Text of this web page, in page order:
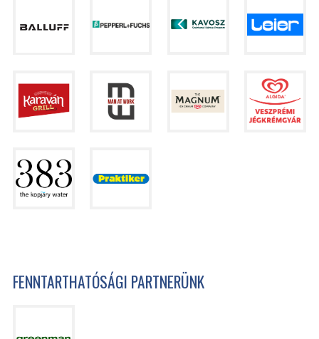
FENNTARTHATÓSÁGI PARTNERÜNK